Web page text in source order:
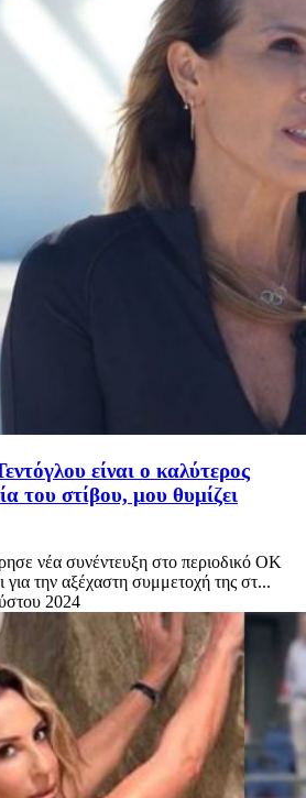
είναι ο καλύτερος
του στίβου, μου θυμίζει
νέα συνέντευξη στο περιοδικό OK
για την αξέχαστη συμμετοχή της στ...
2024